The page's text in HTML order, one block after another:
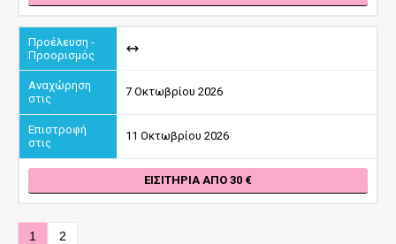
7 Οκτωβρίου 2026
11 Οκτωβρίου 2026
ΕΙΣΙΤΉΡΙΑ ΑΠΌ 30
1 2